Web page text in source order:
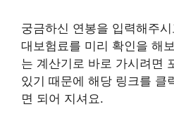
궁금하신 연봉을 입력해주
대보험료를 미리 확인을 해
는 계산기로 바로 가시려면
있기 때문에 해당 링크를 클
면 되어 지셔요.